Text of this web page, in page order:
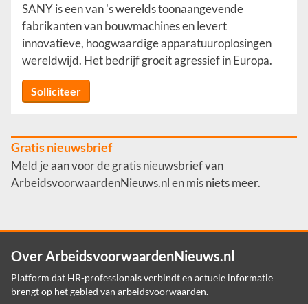
SANY is een van 's werelds toonaangevende
fabrikanten van bouwmachines en levert
innovatieve, hoogwaardige apparatuuroplosingen
wereldwijd. Het bedrijf groeit agressief in Europa.
Solliciteer
Gratis nieuwsbrief
Meld je aan voor de gratis nieuwsbrief van
ArbeidsvoorwaardenNieuws.nl en mis niets meer.
Over ArbeidsvoorwaardenNieuws.nl
Platform dat HR-professionals verbindt en actuele informatie
brengt op het gebied van arbeidsvoorwaarden.